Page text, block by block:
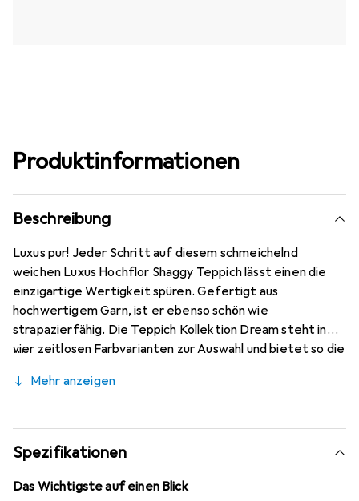
Produktinformationen
Beschreibung
Luxus pur! Jeder Schritt auf diesem schmeichelnd
weichen Luxus Hochflor Shaggy Teppich lässt einen die
einzigartige Wertigkeit spüren. Gefertigt aus
hochwertigem Garn, ist er ebenso schön wie
strapazierfähig. Die Teppich Kollektion Dream steht in
vier zeitlosen Farbvarianten zur Auswahl und bietet so die
Neuerungen anzuregen.
Mehr anzeigen
Spezifikationen
Das Wichtigste auf einen Blick